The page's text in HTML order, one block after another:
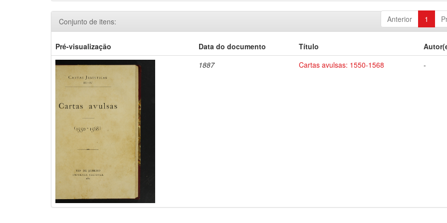
Anterior 1
Conjunto de itens:
Pré-visualização Data do documento Título
1887
Cartas avulsas: 1550-1568 -